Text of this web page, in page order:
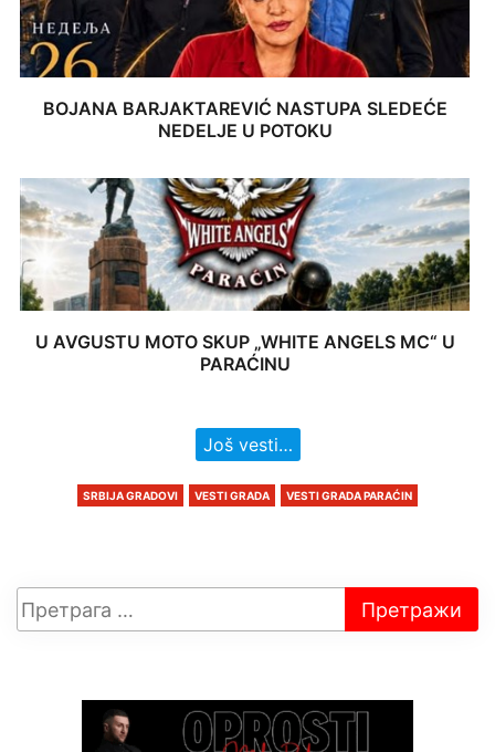
BOJANA BARJAKTAREVIĆ NASTUPA SLEDEĆE
NEDELJE U POTOKU
U AVGUSTU MOTO SKUP „WHITE ANGELS MC“ U
PARAĆINU
Još vesti…
SRBIJA GRADOVI VESTI GRADA VESTI GRADA PARAĆIN